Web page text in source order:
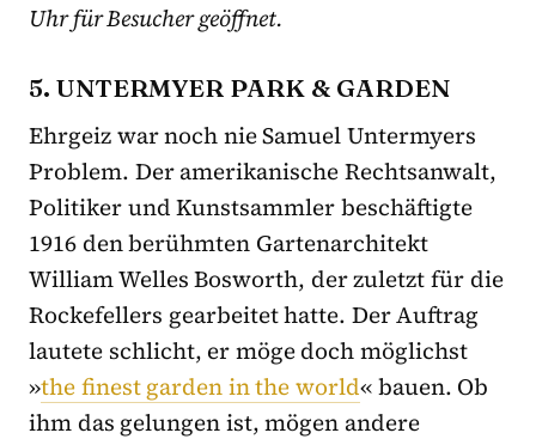
Uhr für Besucher geöffnet.
5. UNTERMYER PARK & GARDEN
Ehrgeiz war noch nie Samuel Untermyers
Problem. Der amerikanische Rechtsanwalt,
Politiker und Kunstsammler beschäftigte
1916 den berühmten Gartenarchitekt
William Welles Bosworth, der zuletzt für die
Rockefellers gearbeitet hatte. Der Auftrag
lautete schlicht, er möge doch möglichst
»the finest garden in the world« bauen. Ob
ihm das gelungen ist, mögen andere